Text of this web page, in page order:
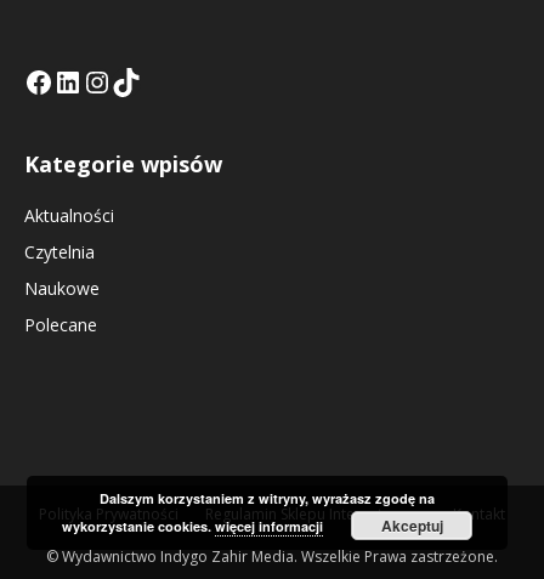
Facebook
LinkedIn
Tik Tok KEInstagramm KE
Kategorie wpisów
Aktualności
Czytelnia
Naukowe
Polecane
Polityka Prywatności Regulamin Sklepu Internetowego Kontakt
© Wydawnictwo Indygo Zahir Media. Wszelkie Prawa zastrzeżone.
Dalszym korzystaniem z witryny, wyrażasz zgodę na
wykorzystanie cookies.więcej informacji Akceptuj